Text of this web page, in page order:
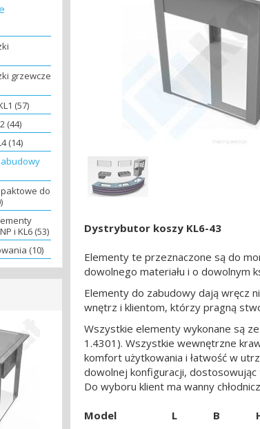
Dystrybutor koszy KL6-43
Elementy te przeznaczone są do
dowolnego materiału i o dowolnym
Elementy do zabudowy dają wręcz
wnętrz i klientom, którzy pragną
Wszystkie elementy wykonane są
1.4301). Wszystkie wewnętrzne
komfort użytkowania i łatwość w
dowolnej konfiguracji, dostosowując
Do wyboru klient ma wanny
Model L B H
grzewcze
(57)
(44)
(14)
do
i KL6 (53)
(10)